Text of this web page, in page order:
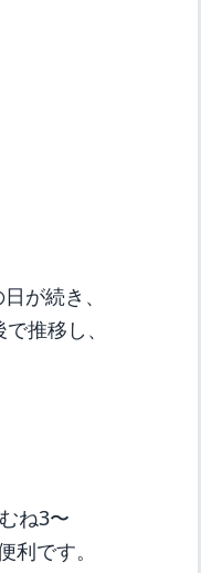
が続き、
推移し、
ね3〜
です。